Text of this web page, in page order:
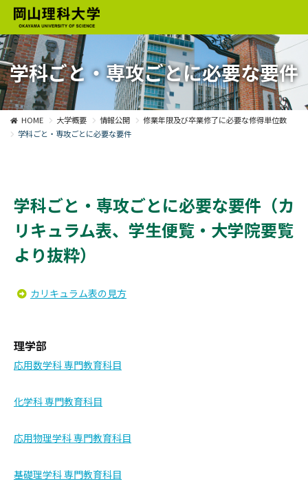
学科ごと・専攻ごとに必要な要件
HOME 大学概要 情報公開
修業年限及び卒業修了に必要な修得単位数
学科ごと・専攻ごとに必要な要件
学科ごと・専攻ごとに必要な要件（カ
リキュラム表、学生便覧・大学院要覧
より抜粋）
カリキュラム表の見方
理学部
応用数学科 専門教育科目
化学科 専門教育科目
応用物理学科 専門教育科目
基礎理学科 専門教育科目